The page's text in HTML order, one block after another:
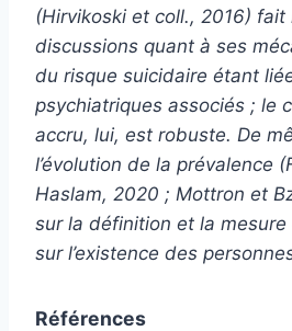
(Hirvikoski et coll., 2016) fait
discussions quant à ses
du risque suicidaire étant
psychiatriques associés ; le
accru, lui, est robuste. De
l’évolution de la prévalence
Haslam, 2020 ; Mottron et
sur la définition et la
sur l’existence des
Références